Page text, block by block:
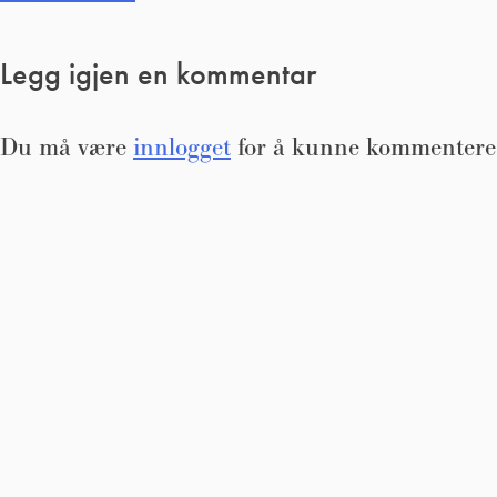
Legg igjen en kommentar
Du må være innlogget for å kunne